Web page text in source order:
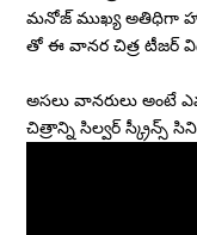
మనోజ్ ముఖ్య అతిధిగా
తో ఈ వానర చిత్ర టీజర్
అసలు వానరులు అంటే
చిత్రాన్ని సిల్వర్ స్క్రీన్స్